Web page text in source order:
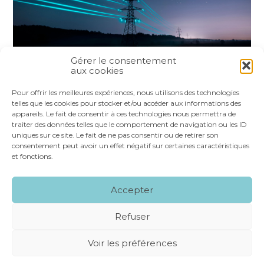
Gérer le consentement
aux cookies
Pour offrir les meilleures expériences, nous utilisons des technologies
telles que les cookies pour stocker et/ou accéder aux informations des
appareils. Le fait de consentir à ces technologies nous permettra de
traiter des données telles que le comportement de navigation ou les ID
uniques sur ce site. Le fait de ne pas consentir ou de retirer son
consentement peut avoir un effet négatif sur certaines caractéristiques
et fonctions.
Accepter
Refuser
Voir les préférences
FaceBook
TwitterLinkedIn
Footer
NOS SERVICES
NOS SPÉCIALITÉS
RECRUTEMENT CONTACT
MENTIONS LÉGALES PLAN DU SITE